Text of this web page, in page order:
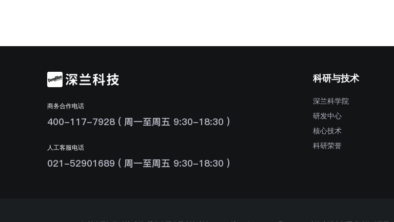
商务合作电话
400-117-7928 ( 周一至周五 9:30-18:30 )
人工客服电话
021-52901689 ( 周一至周五 9:30-18:30 )
科研与技术
深兰科学院
研发中心
核心技术
科研荣誉